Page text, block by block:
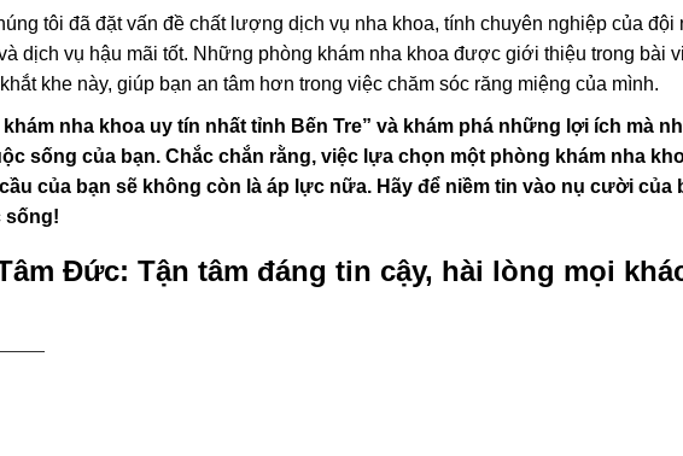
tôi đã đặt vấn đề chất lượng dịch vụ nha khoa, tính chuyên nghiệp của đội
dịch vụ hậu mãi tốt. Những phòng khám nha khoa được giới thiệu trong bài
khe này, giúp bạn an tâm hơn trong việc chăm sóc răng miệng của mình.
nha khoa uy tín nhất tỉnh Bến Tre” và khám phá những lợi ích mà
sống của bạn. Chắc chắn rằng, việc lựa chọn một phòng khám nha
của bạn sẽ không còn là áp lực nữa. Hãy để niềm tin vào nụ cười của
sống!
Đức: Tận tâm đáng tin cậy, hài lòng mọi